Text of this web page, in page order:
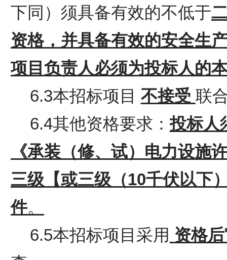
下同）须具备有效的不低于
资格，并具备有效的安全生
项目负责人必须为投标人的
6.3本招标项目 不接受 联
6.4其他资格要求：投标人
《承装（修、试）电力设施
三级【或三级（10千伏以下
件。
6.5本招标项目采用 资格